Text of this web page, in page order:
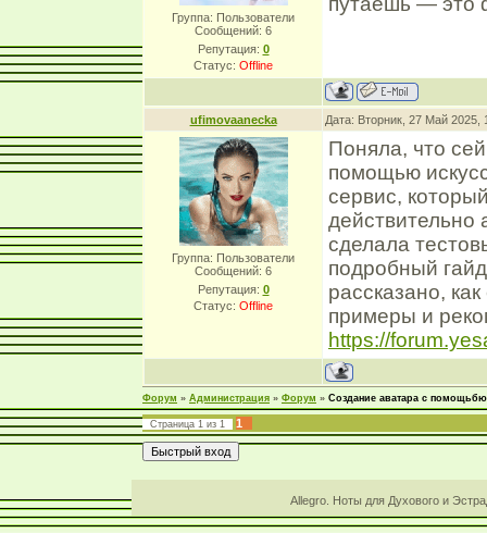
Группа: Пользователи
Сообщений: 6
Репутация: 0
Статус: Offline
ufimovaanecka Дата: Вторник, 27 Май
Группа: Пользователи
Сообщений: 6
Репутация: 0
Статус: Offline
Поняла, что
помощью
сервис,
действительно
сделала
подробный
рассказано,
примеры и
https://
Форум » Администрация » Форум » Создание аватара с помощьбю
Страница 1 из 1 1
Allegro. Ноты для Духового и